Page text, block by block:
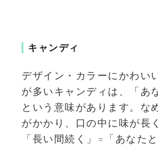
キャンディ
デザイン・カラーにかわい
が多いキャンディは、「あ
という意味があります。な
がかかり、口の中に味が長
「長い間続く」=「あなた